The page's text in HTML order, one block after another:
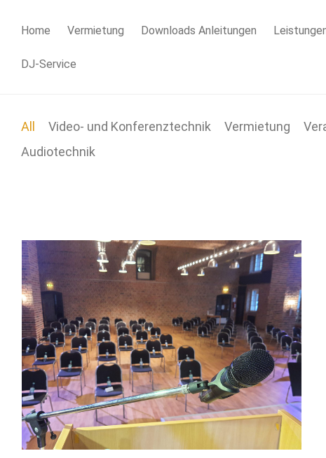
Home Vermietung Downloads Anleitungen
DJ-Service
All Video- und Konferenztechnik Vermietung
Audiotechnik